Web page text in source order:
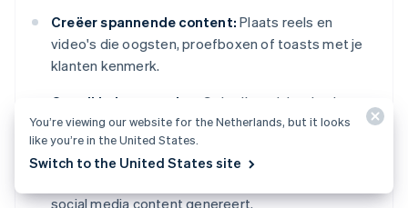
Creëer spannende content: Plaats reels en
video's die oogsten, proefboxen of toasts met je
klanten kenmerk.
Ontwikkel connecties:
Gebruik gerichte hashtags
en overweeg om samen te werken met lokale
micro-influencers of wijnbloggers.
social media content genereert.
You’re viewing our website for the Netherlands, but it looks
like you’re in the United States.
Switch to the United States site